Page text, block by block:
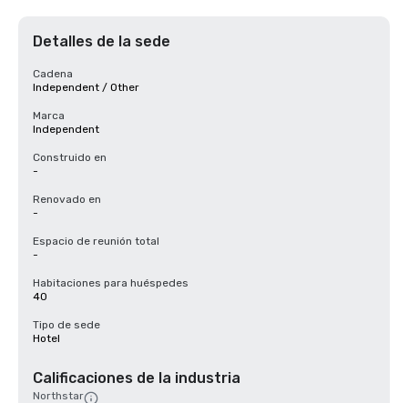
Detalles de la sede
Cadena
Independent / Other
Marca
Independent
Construido en
-
Renovado en
-
Espacio de reunión total
-
Habitaciones para huéspedes
40
Tipo de sede
Hotel
Calificaciones de la industria
Northstar